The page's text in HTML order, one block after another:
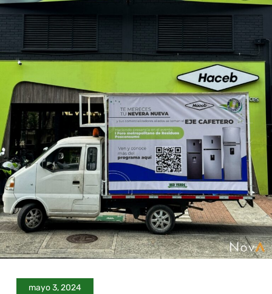
mayo 3, 2024